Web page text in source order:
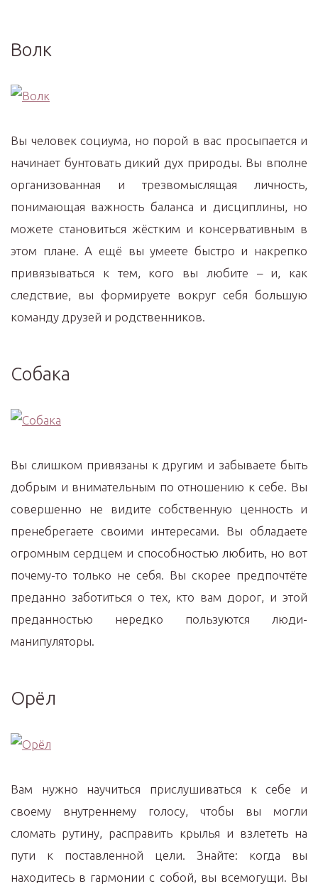
Волк
Вы человек социума, но порой в вас просыпается и
начинает бунтовать дикий дух природы. Вы вполне
организованная и трезвомыслящая личность,
понимающая важность баланса и дисциплины, но
можете становиться жёстким и консервативным в
этом плане. А ещё вы умеете быстро и накрепко
привязываться к тем, кого вы любите – и, как
следствие, вы формируете вокруг себя большую
команду друзей и родственников.
Собака
Вы слишком привязаны к другим и забываете быть
добрым и внимательным по отношению к себе. Вы
совершенно не видите собственную ценность и
пренебрегаете своими интересами. Вы обладаете
огромным сердцем и способностью любить, но вот
почему-то только не себя. Вы скорее предпочтёте
преданно заботиться о тех, кто вам дорог, и этой
преданностью нередко пользуются люди-
манипуляторы.
Орёл
Вам нужно научиться прислушиваться к себе и
своему внутреннему голосу, чтобы вы могли
сломать рутину, расправить крылья и взлететь на
пути к поставленной цели. Знайте: когда вы
находитесь в гармонии с собой, вы всемогущи. Вы